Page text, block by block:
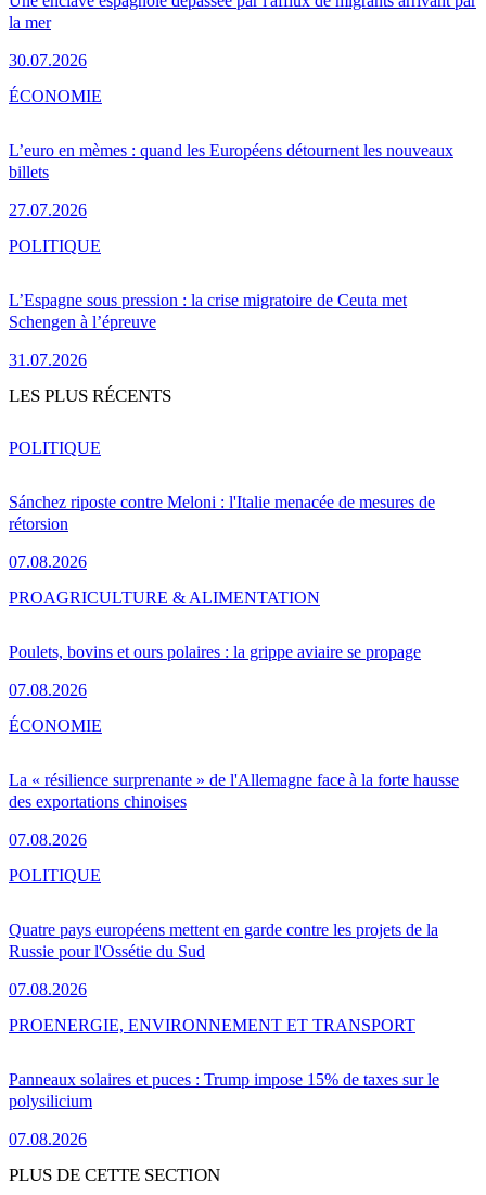
la mer
30.07.2026
L’euro en mèmes : quand les Européens détournent les nouveaux
billets
27.07.2026
ÉCONOMIE
L’Espagne sous pression : la crise migratoire de Ceuta met
Schengen à l’épreuve
31.07.2026
POLITIQUE
LES PLUS RÉCENTS
Sánchez riposte contre Meloni : l'Italie menacée de mesures de
rétorsion
07.08.2026
POLITIQUE
Poulets, bovins et ours polaires : la grippe aviaire se propage
07.08.2026
PROAGRICULTURE & ALIMENTATION
La « résilience surprenante » de l'Allemagne face à la forte hausse
des exportations chinoises
07.08.2026
ÉCONOMIE
Quatre pays européens mettent en garde contre les projets de la
Russie pour l'Ossétie du Sud
07.08.2026
POLITIQUE
Panneaux solaires et puces : Trump impose 15% de taxes sur le
polysilicium
07.08.2026
PROENERGIE, ENVIRONNEMENT ET TRANSPORT
PLUS DE CETTE SECTION